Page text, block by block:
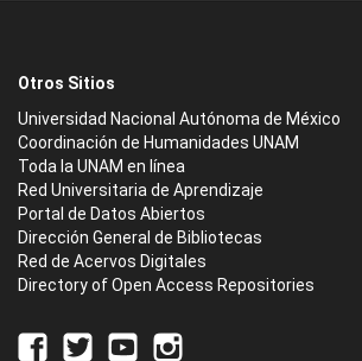
Otros Sitios
Universidad Nacional Autónoma de México
Coordinación de Humanidades UNAM
Toda la UNAM en línea
Red Universitaria de Aprendizaje
Portal de Datos Abiertos
Dirección General de Bibliotecas
Red de Acervos Digitales
Directory of Open Access Repositories